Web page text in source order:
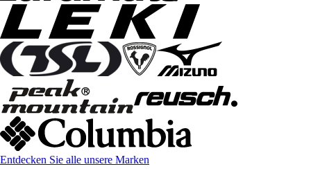
Entdecken Sie alle unsere Marken